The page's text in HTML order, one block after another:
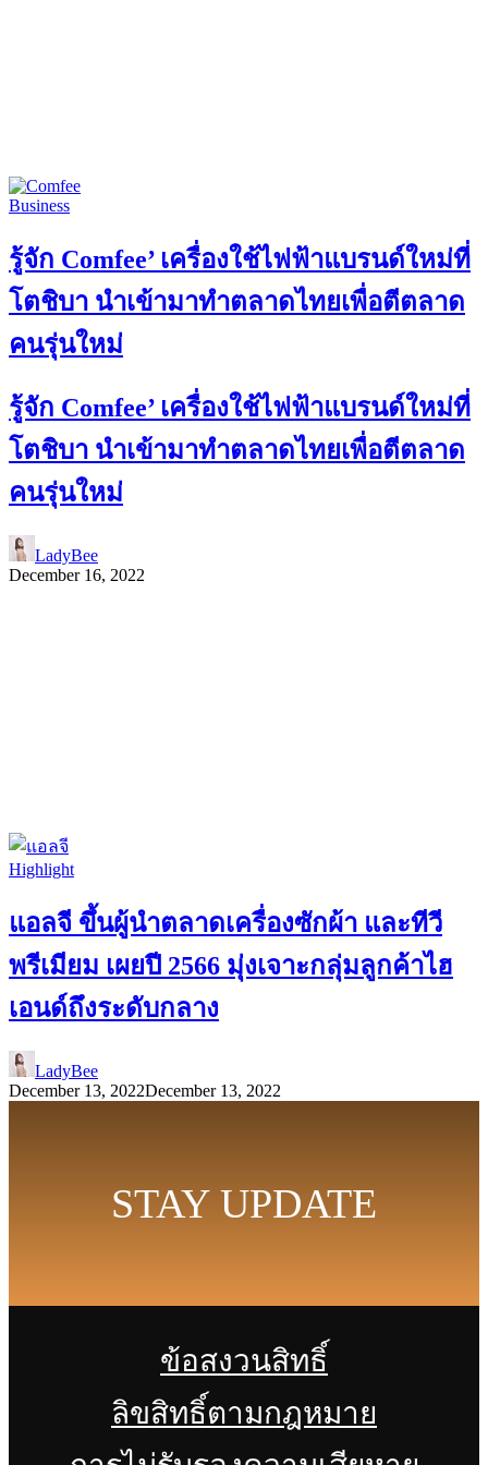
Business
รู้จัก Comfee’ เครื่องใช้ไฟฟ้าแบรนด์ใหม่ที่
โตชิบา นำเข้ามาทำตลาดไทยเพื่อตีตลาด
คนรุ่นใหม่
รู้จัก Comfee’ เครื่องใช้ไฟฟ้าแบรนด์ใหม่ที่
โตชิบา นำเข้ามาทำตลาดไทยเพื่อตีตลาด
คนรุ่นใหม่
LadyBee
December 16, 2022
Highlight
แอลจี ขึ้นผู้นำตลาดเครื่องซักผ้า และทีวี
พรีเมียม เผยปี 2566 มุ่งเจาะกลุ่มลูกค้าไฮ
เอนด์ถึงระดับกลาง
LadyBee
December 13, 2022December 13, 2022
STAY UPDATE
ข้อสงวนสิทธิ์
ลิขสิทธิ์ตามกฎหมาย